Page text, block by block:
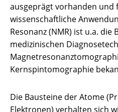
ausgeprägt vorhanden und
wissenschaftliche
Resonanz (NMR) ist u.a. die
medizinischen
Kernspintomographie
Die Bausteine der Atome
Elektronen) verhalten sich